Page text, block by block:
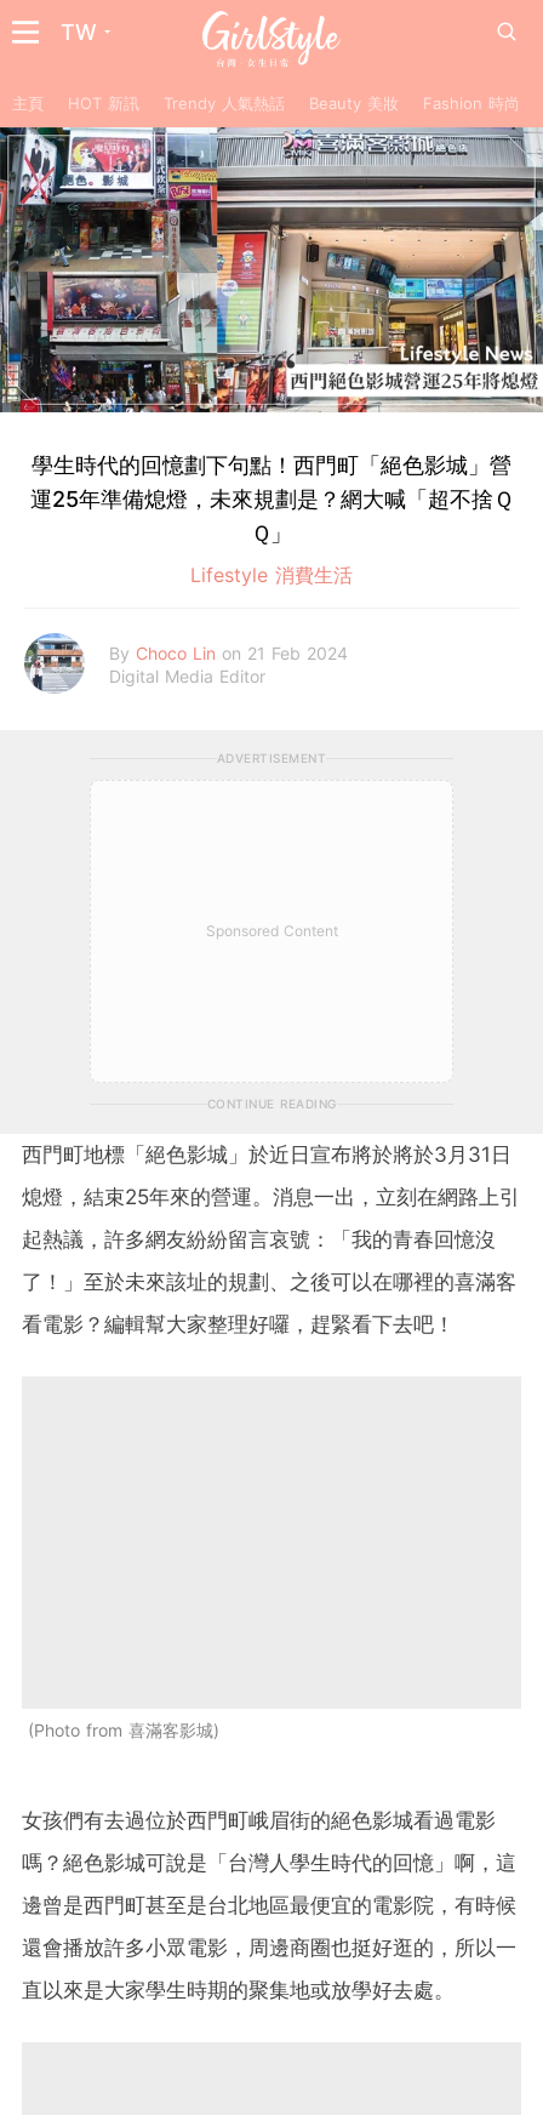
TW
主頁 HOT 新訊 Trendy 人氣熱話 Beauty 美妝 Fashion 時尚
學生時代的回憶劃下句點！西門町「絕色影城」營
運25年準備熄燈，未來規劃是？網大喊「超不捨Ｑ
Ｑ」
Lifestyle 消費生活
By Choco Lin on 21 Feb 2024
Digital Media Editor
ADVERTISEMENT
Sponsored Content
CONTINUE READING
西門町地標「絕色影城」於近日宣布將於將於3月31日
熄燈，結束25年來的營運。消息一出，立刻在網路上引
起熱議，許多網友紛紛留言哀號：「我的青春回憶沒
了！」至於未來該址的規劃、之後可以在哪裡的喜滿客
看電影？編輯幫大家整理好囉，趕緊看下去吧！
Photo from 喜滿客影城
女孩們有去過位於西門町峨眉街的絕色影城看過電影
嗎？絕色影城可說是「台灣人學生時代的回憶」啊，這
邊曾是西門町甚至是台北地區最便宜的電影院，有時候
還會播放許多小眾電影，周邊商圈也挺好逛的，所以一
直以來是大家學生時期的聚集地或放學好去處。